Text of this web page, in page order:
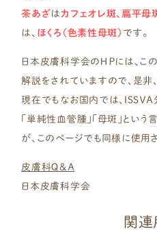
茶あざ はカフェオレ斑、扁平母
は、 ほくろ（色素性母斑） です。
日本皮膚科学会のＨＰには、こ
解説をされていますので、是非
現在でもなお国内では、ＩＳＳ
「単純性血管腫」「母斑」とい
が、このページでも同様に使用
皮膚科Ｑ＆Ａ
日本皮膚科学会
関連